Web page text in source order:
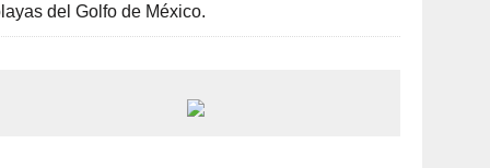
del Golfo de México.